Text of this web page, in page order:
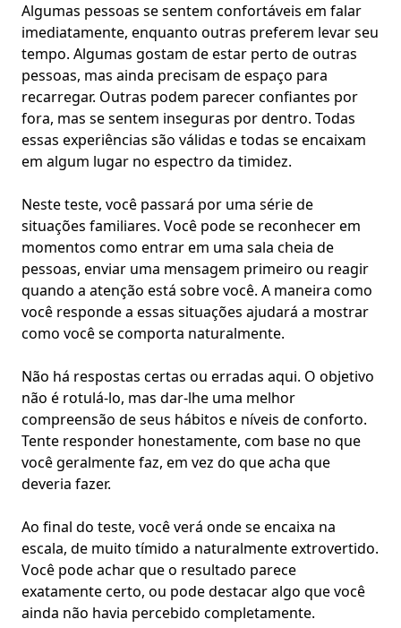
Algumas pessoas se sentem confortáveis em falar
imediatamente, enquanto outras preferem levar seu
tempo. Algumas gostam de estar perto de outras
pessoas, mas ainda precisam de espaço para
recarregar. Outras podem parecer confiantes por
fora, mas se sentem inseguras por dentro. Todas
essas experiências são válidas e todas se encaixam
em algum lugar no espectro da timidez.
Neste teste, você passará por uma série de
situações familiares. Você pode se reconhecer em
momentos como entrar em uma sala cheia de
pessoas, enviar uma mensagem primeiro ou reagir
quando a atenção está sobre você. A maneira como
você responde a essas situações ajudará a mostrar
como você se comporta naturalmente.
Não há respostas certas ou erradas aqui. O objetivo
não é rotulá-lo, mas dar-lhe uma melhor
compreensão de seus hábitos e níveis de conforto.
Tente responder honestamente, com base no que
você geralmente faz, em vez do que acha que
deveria fazer.
Ao final do teste, você verá onde se encaixa na
escala, de muito tímido a naturalmente extrovertido.
Você pode achar que o resultado parece
exatamente certo, ou pode destacar algo que você
ainda não havia percebido completamente.